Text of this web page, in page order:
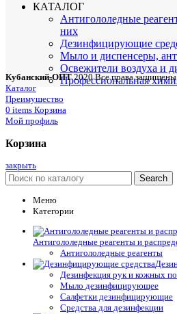
КАТАЛОГ
Антигололедные
них
Дезинфицирующие
Мыло и диспенсеры,
Освежители воздуха и
Профессиональная
Кубанский-ОПТ 2020 Все права защищены
Каталог
Преимущество
0 items Корзина
Мой профиль
Корзина
закрыть
Search
Меню
Категории
Антигололедные реагенты и
Антигололедные реагенты
Дезинфекция рук и кожных
Мыло дезинфицирующее
Салфетки дезинфицирующие
Средства для дезинфекции